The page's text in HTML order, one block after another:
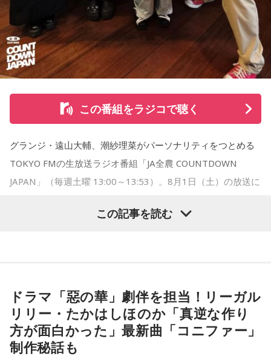
あなたの人生相談を送ってください。その相談を受け、中島
健人が遊戯王の話をします。
※ メールの件名は「決闘」でお願いします。
街の人に調査したら、中島健人が1位にランクインしそうな
「ランキングのタイトルだけ」を送ってきてください。
＜例＞
・家の照明、指パッチンで消してそうランキング
・コンビニで「温めますか？」とか「レジ袋はいります
※ メールの件名は「ランキング」でお願いします。
■番組タイトル：ニッポン放送『中島健人のオールナイトニッ
ポン』
■放送日時：2026年8月14日（金） 25時～27時 （15日
この番組をラジコで聴く
グランジ・遠山大輔、潮紗理菜がパーソナリティをつとめる
TOKYO FMの生放送ラジオ番組「JA全農 COUNTDOWN
JAPAN」（毎週土曜 13:00～13:53）。8月1日（土）の放送に
ん（Ba.）が登場！ 新曲「コニファー」に込めた想いなどを伺
（左から）潮紗理菜、たかはしほのかさん、海さん、遠山大
輔
この記事を読む
ドラマ「惡の華」劇伴を担当！リーガル
リリー・たかはしほのか「真逆な作り
方が面白かった」最新曲「コニファー」
制作秘話も